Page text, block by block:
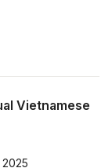
Vietnamese